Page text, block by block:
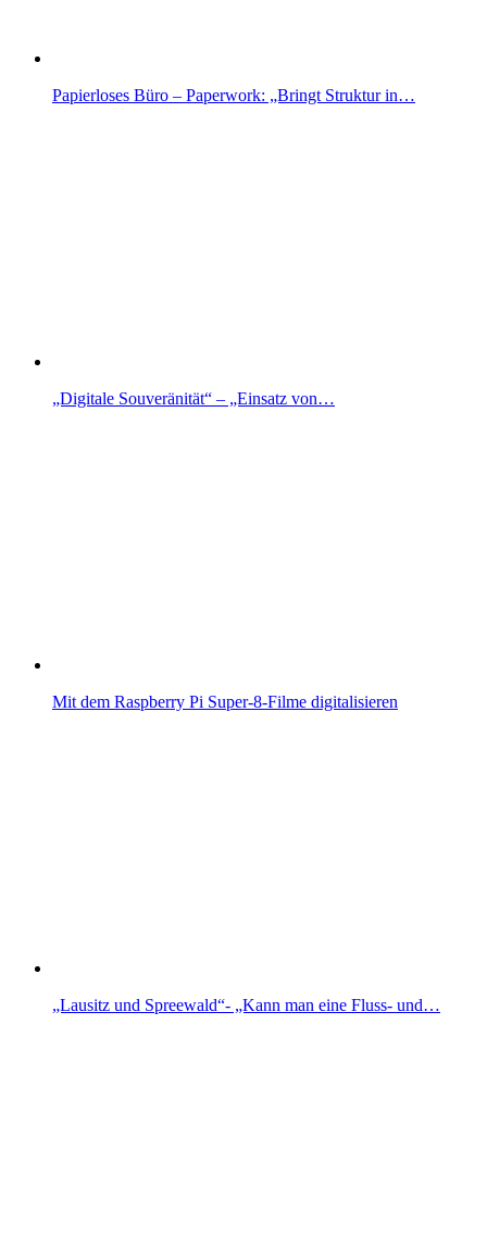
Papierloses Büro – Paperwork: „Bringt Struktur in…
„Digitale Souveränität“ – „Einsatz von…
Mit dem Raspberry Pi Super-8-Filme digitalisieren
„Lausitz und Spreewald“- „Kann man eine Fluss- und…